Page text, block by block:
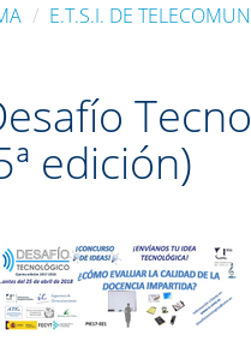
E.T.S.I. DE
edición)